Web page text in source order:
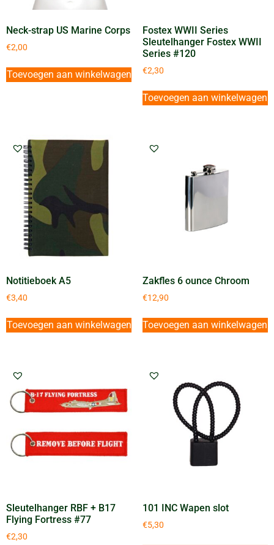
Neck-strap US Marine Corps
€2,00
Toevoegen aan winkelwagen
Fostex WWII Series
Sleutelhanger Fostex WWII
Series #120
€2,30
Toevoegen aan winkelwagen
Notitieboek A5
€3,40
Toevoegen aan winkelwagen
Zakfles 6 ounce Chroom
€12,90
Toevoegen aan winkelwagen
Sleutelhanger RBF + B17
Flying Fortress #77
€2,30
101 INC Wapen slot
€5,30